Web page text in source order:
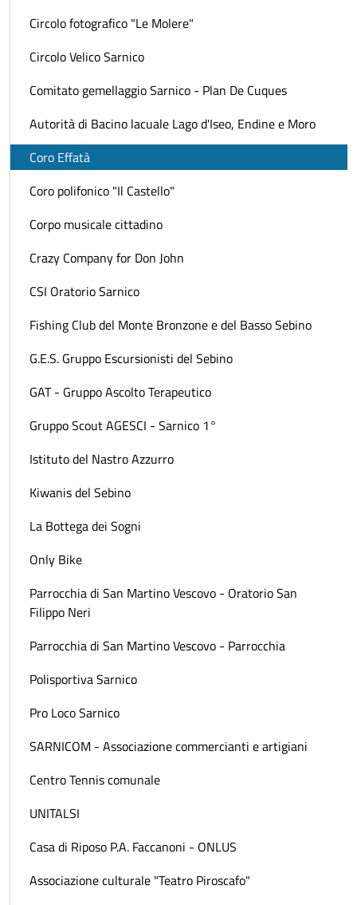
Circolo fotografico "Le Molere"
Circolo Velico Sarnico
Comitato gemellaggio Sarnico - Plan De Cuques
Autorità di Bacino lacuale Lago d'Iseo, Endine e Moro
Coro Effatà
Coro polifonico "Il Castello"
Corpo musicale cittadino
Crazy Company for Don John
CSI Oratorio Sarnico
Fishing Club del Monte Bronzone e del Basso Sebino
G.E.S. Gruppo Escursionisti del Sebino
GAT - Gruppo Ascolto Terapeutico
Gruppo Scout AGESCI - Sarnico 1°
Istituto del Nastro Azzurro
Kiwanis del Sebino
La Bottega dei Sogni
Only Bike
Parrocchia di San Martino Vescovo - Oratorio San
Filippo Neri
Parrocchia di San Martino Vescovo - Parrocchia
Polisportiva Sarnico
Pro Loco Sarnico
SARNICOM - Associazione commercianti e artigiani
Centro Tennis comunale
UNITALSI
Casa di Riposo P.A. Faccanoni - ONLUS
Associazione culturale "Teatro Piroscafo"